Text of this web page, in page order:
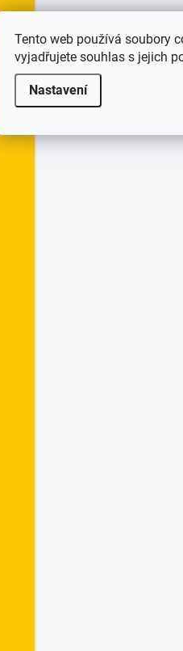
Tento web používá soubory
vyjadřujete souhlas s jejich
Nastavení